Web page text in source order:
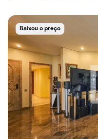
Baixou o preço